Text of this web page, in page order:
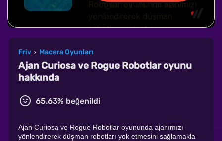
Friv › Macera Oyunları
Ajan Curiosa ve Rogue Robotlar oyunu
hakkında
65.63% beğenildi
Ajan Curiosa ve Rogue Robotlar oyununda ajanımızı
yönlendirerek düşman robotları yok etmesini sağlamakla